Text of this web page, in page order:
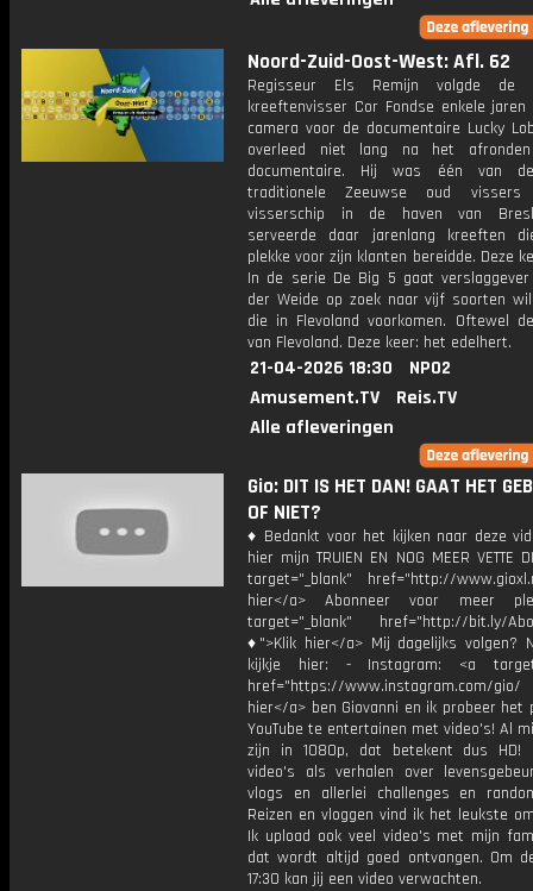
Noord-Zuid-Oost-West: Afl. 62
Regisseur Els Remijn volgde de
kreeftenvisser Cor Fondse enkele
camera voor de documentaire Lucky
overleed niet lang na het
documentaire. Hij was één van
traditionele Zeeuwse oud
visserschip in de haven van
serveerde daar jarenlang kreeften
plekke voor zijn klanten bereidde. Deze
In de serie De Big 5 gaat
der Weide op zoek naar vijf soorten
die in Flevoland voorkomen. Oftewel
van Flevoland. Deze keer: het edelhert.
21-04-2026 18:30
NPO2
Amusement.TV
Reis.TV
Alle afleveringen
Gio: DIT IS HET DAN! GAAT HET
OF NIET?
♦ Bedankt voor het kijken naar deze
hier mijn TRUIEN EN NOG MEER VETTE
target="_blank" href="http://
hier</a> Abonneer voor meer
target="_blank" href="http://bit.ly/
♦">Klik hier</a> Mij dagelijks volgen?
kijkje hier: - Instagram: <a
href="https://www.instagram.com/
hier</a> ben Giovanni en ik probeer het
YouTube te entertainen met video's! Al
zijn in 1080p, dat betekent dus HD!
video's als verhalen over
vlogs en allerlei challenges en
Reizen en vloggen vind ik het leukste
Ik upload ook veel video's met mijn
dat wordt altijd goed ontvangen. Om
17:30 kan jij een video verwachten.